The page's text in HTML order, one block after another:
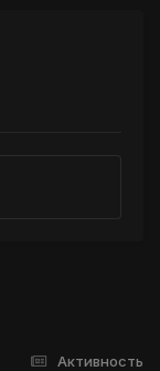
Активность